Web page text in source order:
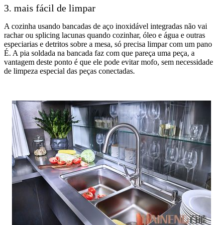
3. mais fácil de limpar
A cozinha usando bancadas de aço inoxidável integradas não vai
rachar ou splicing lacunas quando cozinhar, óleo e água e outras
especiarias e detritos sobre a mesa, só precisa limpar com um pano
É. A pia soldada na bancada faz com que pareça uma peça, a
vantagem deste ponto é que ele pode evitar mofo, sem necessidade
de limpeza especial das peças conectadas.